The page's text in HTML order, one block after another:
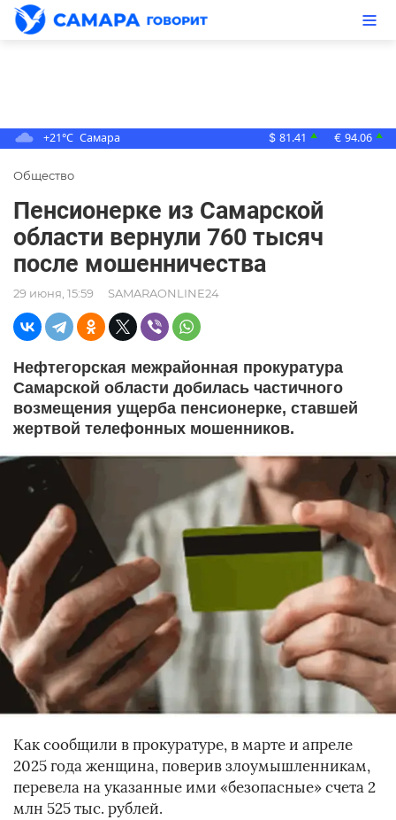
+21°C Самара $ 81.41 ▲ € 94.06 ▲
Общество
Пенсионерке из Самарской
области вернули 760 тысяч
после мошенничества
29 июня, 15:59 SAMARAONLINE24
Нефтегорская межрайонная прокуратура
Самарской области добилась частичного
возмещения ущерба пенсионерке, ставшей
жертвой телефонных мошенников.
Как сообщили в прокуратуре, в марте и апреле
2025 года женщина, поверив злоумышленникам,
перевела на указанные ими «безопасные» счета 2
млн 525 тыс. рублей.